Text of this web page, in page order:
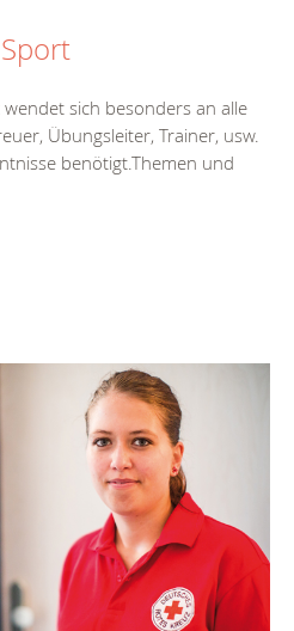
sich besonders an alle
Übungsleiter, Trainer, usw.
benötigt.Themen und